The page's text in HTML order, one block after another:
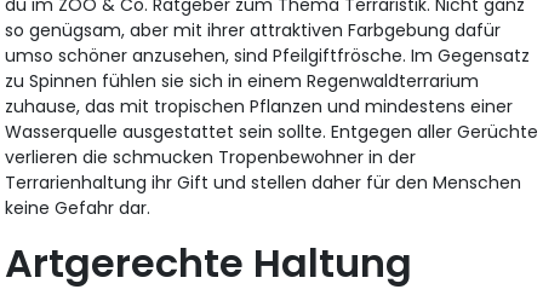
du im ZOO & Co. Ratgeber zum Thema Terraristik. Nicht ganz
so genügsam, aber mit ihrer attraktiven Farbgebung dafür
umso schöner anzusehen, sind Pfeilgiftfrösche. Im Gegensatz
zu Spinnen fühlen sie sich in einem Regenwaldterrarium
zuhause, das mit tropischen Pflanzen und mindestens einer
Wasserquelle ausgestattet sein sollte. Entgegen aller Gerüchte
verlieren die schmucken Tropenbewohner in der
Terrarienhaltung ihr Gift und stellen daher für den Menschen
keine Gefahr dar.
Artgerechte Haltung